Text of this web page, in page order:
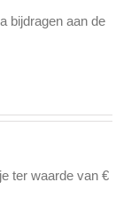
bijdragen aan de
ter waarde van €